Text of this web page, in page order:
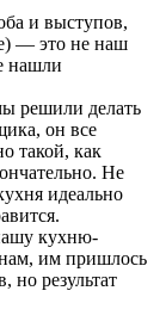
и выступов,
— это не наш
нашли
решили делать
он все
такой, как
Не
идеально
кухню-
им пришлось
но результат